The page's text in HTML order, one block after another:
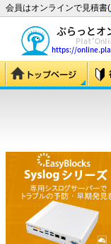
会員はオンラインで見積書(